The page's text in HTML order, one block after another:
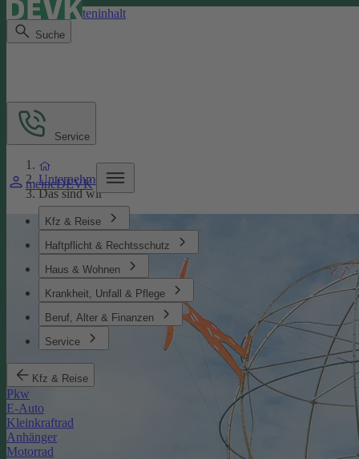
Direkt zum Seiteninhalt
Suche
meineDEVK
Kfz & Reise
Haftpflicht & Rechtsschutz
Haus & Wohnen
Krankheit, Unfall & Pflege
Beruf, Alter & Finanzen
Service
Kfz & Reise
Pkw
E-Auto
Kleinkraftrad
Anhänger
Motorrad
Service
Unternehmen
Das sind wir